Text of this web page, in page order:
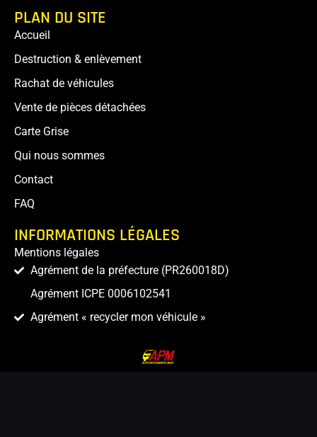
PLAN DU SITE
Accueil
Destruction & enlèvement
Rachat de véhicules
Vente de pièces détachées
Carte Grise
Qui nous sommes
Contact
FAQ
INFORMATIONS LÉGALES
Mentions légales
Agrément de la préfecture (PR260018D)
Agrément ICPE 0006102541
Agrément « recycler mon véhicule »